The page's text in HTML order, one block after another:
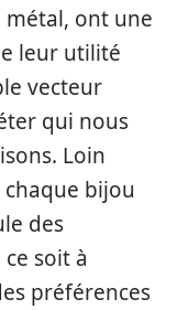
métal, ont une
leur utilité
vecteur
qui nous
Loin
chaque bijou
des
soit à
préférences